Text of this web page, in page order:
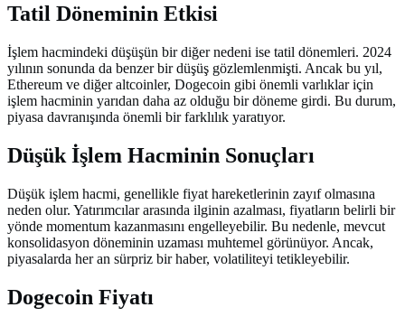
Tatil Döneminin Etkisi
İşlem hacmindeki düşüşün bir diğer nedeni ise tatil dönemleri. 2024
yılının sonunda da benzer bir düşüş gözlemlenmişti. Ancak bu yıl,
Ethereum ve diğer altcoinler, Dogecoin gibi önemli varlıklar için
işlem hacminin yarıdan daha az olduğu bir döneme girdi. Bu durum,
piyasa davranışında önemli bir farklılık yaratıyor.
Düşük İşlem Hacminin Sonuçları
Düşük işlem hacmi, genellikle fiyat hareketlerinin zayıf olmasına
neden olur. Yatırımcılar arasında ilginin azalması, fiyatların belirli bir
yönde momentum kazanmasını engelleyebilir. Bu nedenle, mevcut
konsolidasyon döneminin uzaması muhtemel görünüyor. Ancak,
piyasalarda her an sürpriz bir haber, volatiliteyi tetikleyebilir.
Dogecoin Fiyatı